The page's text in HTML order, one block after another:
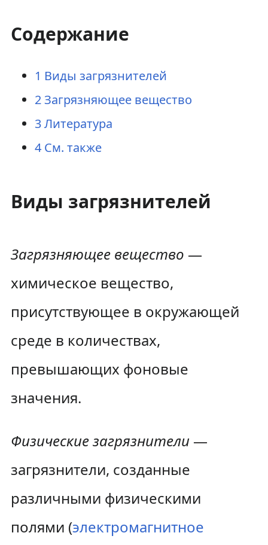
Содержание
1 Виды загрязнителей
2Загрязняющее вещество
3Литература
4 См. также
Виды загрязнителей
Загрязняющее вещество —
химическое вещество,
присутствующее в окружающей
среде в количествах,
превышающих фоновые
значения.
Физические загрязнители —
загрязнители, созданные
различными физическими
полями (электромагнитное